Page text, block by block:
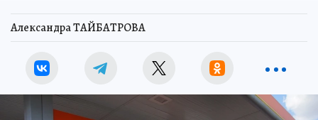
Александра ТАЙБАТРОВА